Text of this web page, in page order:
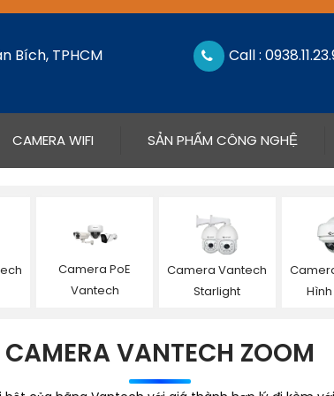
Bích, TPHCM Call :
CAMERA WIFI SẢN PHẨM CÔNG NGHỆ
Camera PoE
Vantech
Camera Vantech
Starlight
Hình
CAMERA VANTECH ZOOM